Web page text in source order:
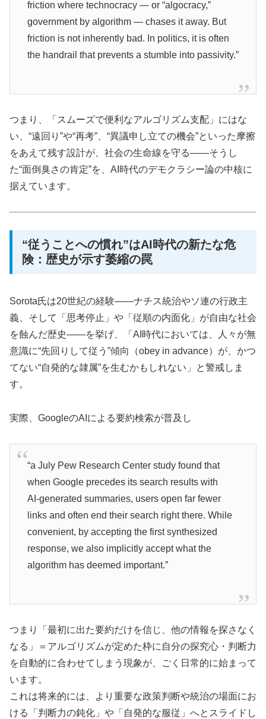
friction where technocracy — or “algocracy,”
government by algorithm — chases it away. But
friction is not inherently bad. In politics, it is often
the handrail that prevents a stumble into passivity.”
つまり、「スムーズで便利なアルゴリズム支配」にはな
い、“遠回り”や“再考”、“異議申し立ての機会”といった摩擦
をあえて残す設計が、社会の生命線を守る――そうし
た“面倒臭さの肯定”を、AI時代のデモクラシー論の中核に
据えています。
“従うことへの慣れ”はAI時代の新たな危
険：歴史が示す萎縮の罠
Sorota氏は20世紀の経験――ナチス統治やソ連の行政主
義、そして「思考停止」や「従順の内面化」が自由な社会
を蝕んだ歴史――を挙げ、「AI時代においては、人々が無
意識に“先回りして従う”傾向（obey in advance）が、かつ
てない“自発的な隷属”を生むかもしれない」と警戒しま
す。
実際、GoogleのAIによる要約検索が普及し
“a July Pew Research Center study found that
when Google precedes its search results with
AI‑generated summaries, users open far fewer
links and often end their search right there. While
convenient, by accepting the first synthesized
response, we also implicitly accept what the
algorithm has deemed important.”
つまり「最初に出た要約だけを信じ、他の情報を探さなく
なる」＝アルゴリズムが定めた枠に自分の探究心・判断力
を自動的に合わせてしまう現象が、ごく日常的に始まって
います。
これは将来的には、より重要な政策判断や統治の場面にお
ける「判断力の鈍化」や「自発的な服従」へとスライドし